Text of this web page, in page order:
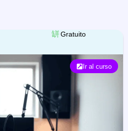
Gratuito
Ir al curso